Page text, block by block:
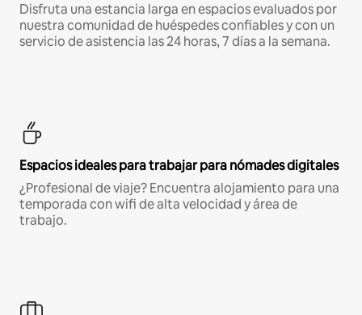
Disfruta una estancia larga en espacios evaluados por
nuestra comunidad de huéspedes confiables y con un
servicio de asistencia las 24 horas, 7 días a la semana.
Espacios ideales para trabajar para nómades digitales
¿Profesional de viaje? Encuentra alojamiento para una
temporada con wifi de alta velocidad y área de
trabajo.